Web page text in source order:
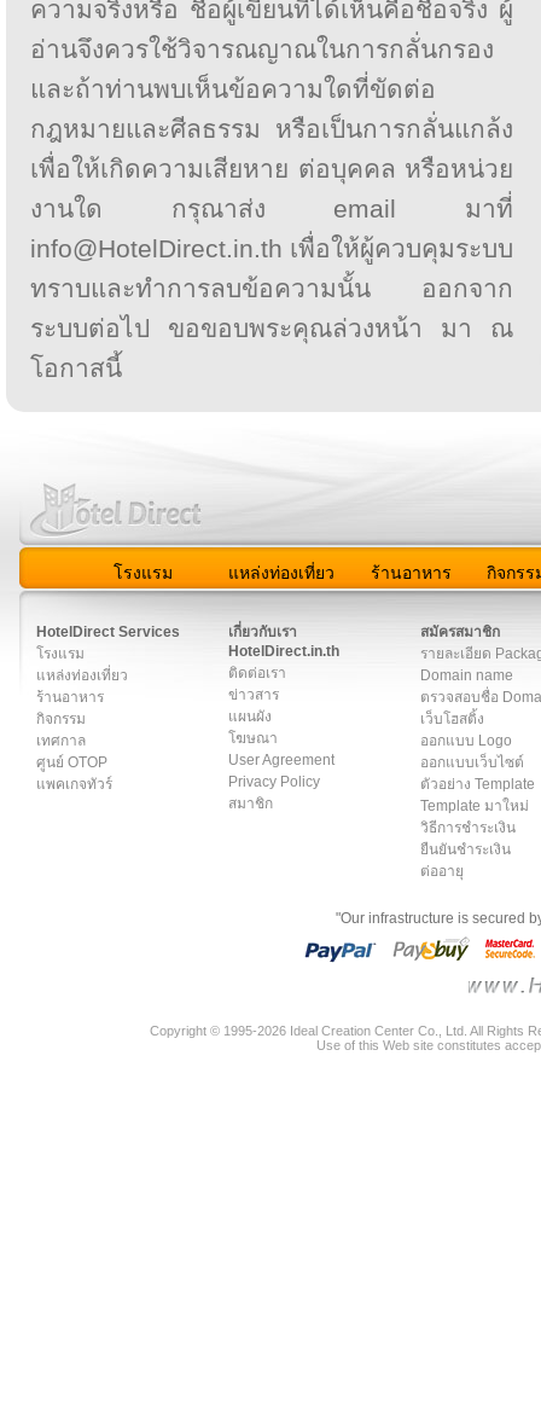
ความจริงหรือ ชื่อผู้เขียนที่ได้เห็นคือชื่อจริง ผู้
อ่านจึงควรใช้วิจารณญาณในการกลั่นกรอง
และถ้าท่านพบเห็นข้อความใดที่ขัดต่อ
กฎหมายและศีลธรรม หรือเป็นการกลั่นแกล้ง
เพื่อให้เกิดความเสียหาย ต่อบุคคล หรือหน่วย
งานใด กรุณาส่ง email มาที่
info@HotelDirect.in.th เพื่อให้ผู้ควบคุมระบบ
ทราบและทำการลบข้อความนั้น ออกจาก
ระบบต่อไป ขอขอบพระคุณล่วงหน้า มา ณ
โอกาสนี้
โรงแรม แหล่งท่องเที่ยว ร้านอาหาร กิจกรร
HotelDirect Services
โรงแรม
แหล่งท่องเที่ยว
ร้านอาหาร
กิจกรรม
เทศกาล
ศูนย์ OTOP
แพคเกจทัวร์
เกี่ยวกับเรา
HotelDirect.in.th
ติดต่อเรา
ข่าวสาร
แผนผัง
โฆษณา
User Agreement
Privacy Policy
สมาชิก
สมัครสมาชิก
รายละเอียด
Domain name
ตรวจสอบชื่อ
เว็บโฮสติ้ง
ออกแบบ Logo
ออกแบบเว็บไซต์
ตัวอย่าง Template
Template มาใหม่
วิธีการชำระเงิน
ยืนยันชำระเงิน
ต่ออายุ
"Our infrastructure is secured
Copyright © 1995-2026 Ideal Creation Center Co., Ltd. All Rights
Use of this Web site constitutes